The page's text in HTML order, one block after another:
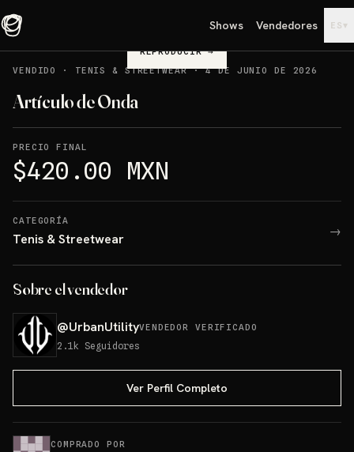
Shows Vendedores ES ▾
REPRODUCIR→
VENDIDO
· TENIS & STREETWEAR·4 DE JUNIO DE 2026
Artículo de Onda
PRECIO FINAL
$420.00 MXN
CATEGORÍA
Tenis & Streetwear →
Sobre el vendedor
@UrbanUtilityVENDEDOR VERIFICADO
2.1k Seguidores
Ver Perfil Completo
COMPRADO POR